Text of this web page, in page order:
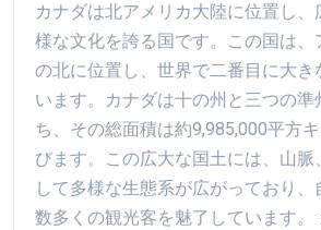
カナダは北アメリカ大陸に位置し、
様な文化を誇る国です。この国は、
の北に位置し、世界で二番目に大き
います。カナダは十の州と三つの準
ち、その総面積は約9,985,000平方
びます。この広大な国土には、山脈
して多様な生態系が広がっており
数多くの観光客を魅了しています。